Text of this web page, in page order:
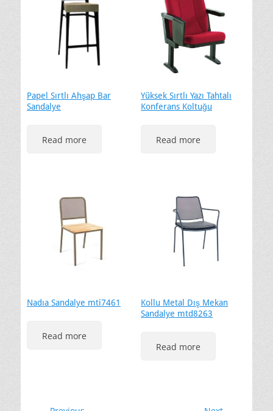
Papel Sırtlı Ahşap Bar
Sandalye
Read more
Yüksek Sırtlı Yazı Tahtalı
Konferans Koltuğu
Read more
Nadıa Sandalye mti7461
Read more
Kollu Metal Dış Mekan
Sandalye mtd8263
Read more